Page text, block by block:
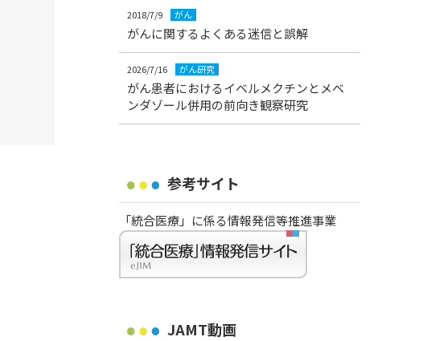
2018/7/9 がん
がんに関するよくある迷信と誤解
2026/7/16 がん研究
がん患者におけるイベルメクチンとメベ
ンダゾール併用の前向き観察研究
参考サイト
「統合医療」に係る情報発信等推進事業
JAMT動画